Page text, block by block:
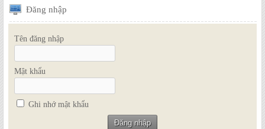
Đăng nhập
Tên đăng nhập
Mật khẩu
Ghi nhớ mật khẩu